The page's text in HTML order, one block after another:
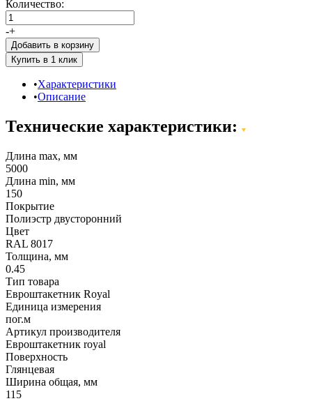
Количество:
-+
Добавить в корзину
Характеристики
Описание
Технические характеристики:
Длина max, мм
5000
Длина min, мм
150
Покрытие
Полиэстр двусторонний
Цвет
RAL 8017
Толщина, мм
0.45
Тип товара
Евроштакетник Royal
Единица измерения
пог.м
Артикул производителя
Евроштакетник royal
Поверхность
Глянцевая
Ширина общая, мм
115